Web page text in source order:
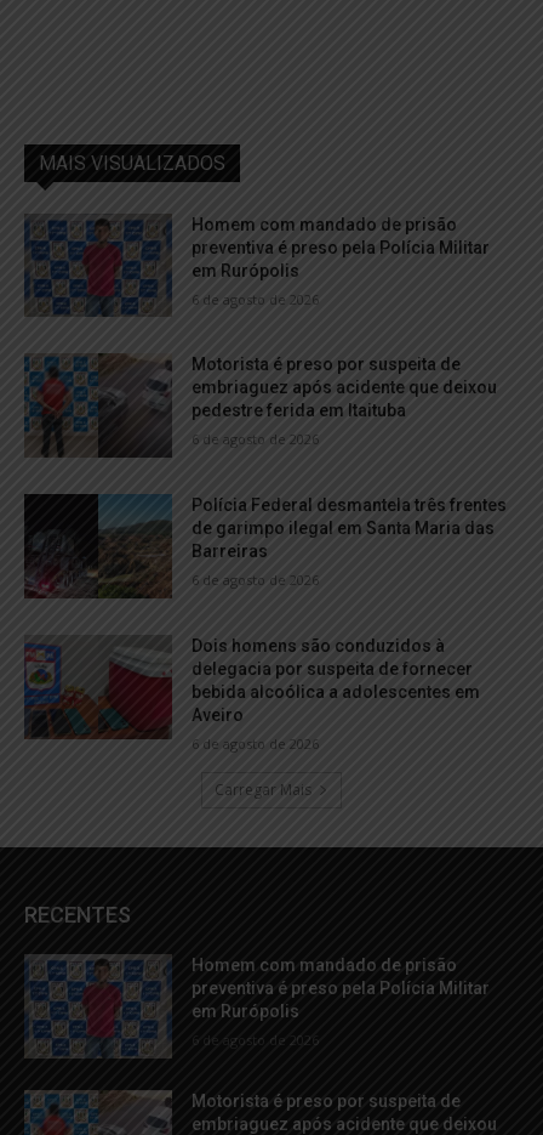
MAIS VISUALIZADOS
Homem com mandado de prisão
preventiva é preso pela Polícia Militar
em Rurópolis
6 de agosto de 2026
Motorista é preso por suspeita de
embriaguez após acidente que deixou
pedestre ferida em Itaituba
6 de agosto de 2026
Polícia Federal desmantela três frentes
de garimpo ilegal em Santa Maria das
Barreiras
6 de agosto de 2026
Dois homens são conduzidos à
delegacia por suspeita de fornecer
bebida alcoólica a adolescentes em
Aveiro
6 de agosto de 2026
Carregar Mais
RECENTES
Homem com mandado de prisão
preventiva é preso pela Polícia Militar
em Rurópolis
6 de agosto de 2026
Motorista é preso por suspeita de
embriaguez após acidente que deixou